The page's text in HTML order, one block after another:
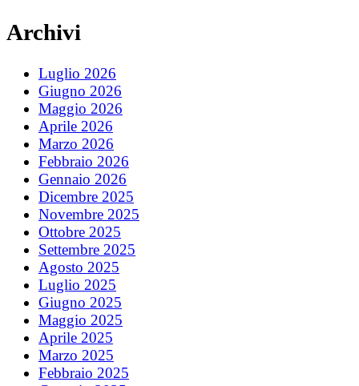
Archivi
Luglio 2026
Giugno 2026
Maggio 2026
Aprile 2026
Marzo 2026
Febbraio 2026
Gennaio 2026
Dicembre 2025
Novembre 2025
Ottobre 2025
Settembre 2025
Agosto 2025
Luglio 2025
Giugno 2025
Maggio 2025
Aprile 2025
Marzo 2025
Febbraio 2025